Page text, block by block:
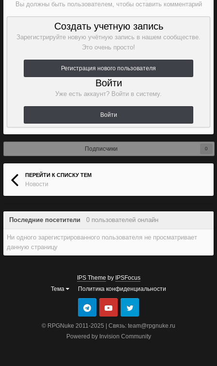
Вы должны быть пользователем, чтобы оставить комментарий
Создать учетную запись
Зарегистрируйте новую учётную запись в нашем сообществе.
Это очень просто!
Регистрация нового пользователя
Войти
Уже есть аккаунт? Войти в систему.
Войти
Подписчики 0
ПЕРЕЙТИ К СПИСКУ ТЕМ
Новости
Последние посетители 0 пользователей онлайн
Ни одного зарегистрированного пользователя не просматривает
данную страницу
IPS Theme by IPSFocus
Тема
Политика конфиденциальности
© RPGNuke 2011-2025 | Связь: team@rpgnuke.ru
Powered by Invision Community